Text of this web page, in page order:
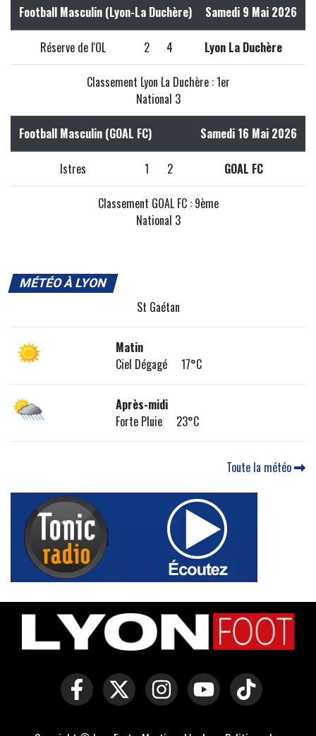
Football Masculin (Lyon-La Duchère) Samedi 9 Mai 2026
Réserve de l'OL 2 4 Lyon La Duchère
Classement Lyon La Duchère : 1er
National 3
Football Masculin (GOAL FC) Samedi 16 Mai 2026
Istres 1 2 GOAL FC
Classement GOAL FC : 9ème
National 3
MÉTÉO À LYON
St Gaétan
Matin
Ciel Dégagé 17°C
Après-midi
Forte Pluie 23°C
Toute la météo